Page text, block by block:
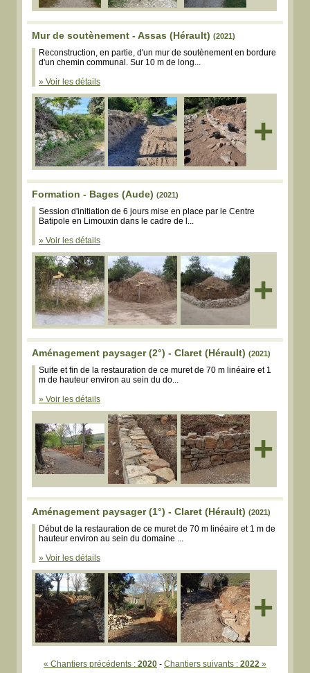
Mur de soutènement - Assas (Hérault) (2021)
Reconstruction, en partie, d'un mur de soutènement en bordure
d'un chemin communal. Sur 10 m de long...
» Voir les détails
+
Formation - Bages (Aude) (2021)
Session d'initiation de 6 jours mise en place par le Centre
Batipole en Limouxin dans le cadre de l...
» Voir les détails
+
Aménagement paysager (2°) - Claret (Hérault) (2021)
Suite et fin de la restauration de ce muret de 70 m linéaire et 1
m de hauteur environ au sein du do...
» Voir les détails
+
Aménagement paysager (1°) - Claret (Hérault) (2021)
Début de la restauration de ce muret de 70 m linéaire et 1 m de
hauteur environ au sein du domaine ...
» Voir les détails
+
« Chantiers précédents : 2020 - Chantiers suivants : 2022 »